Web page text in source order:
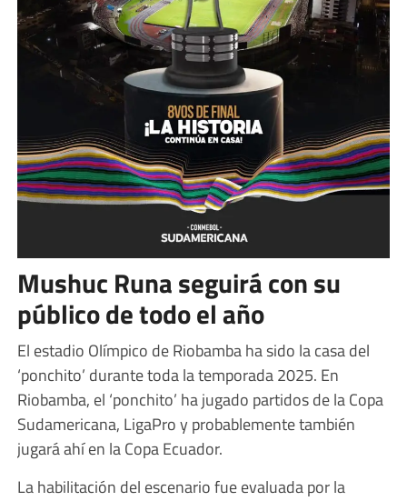
Mushuc Runa seguirá con su
público de todo el año
El estadio Olímpico de Riobamba ha sido la casa del
‘ponchito’ durante toda la temporada 2025. En
Riobamba, el ‘ponchito’ ha jugado partidos de la Copa
Sudamericana, LigaPro y probablemente también
jugará ahí en la Copa Ecuador.
La habilitación del escenario fue evaluada por la